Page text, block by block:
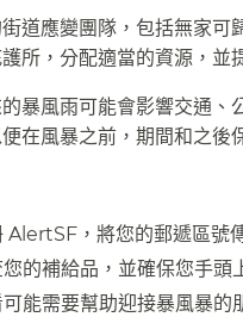
道應變團隊，包括無家可
所，分配適當的資源，並
暴風雨可能會影響交通、
在風暴之前，期間和之後
AlertSF，將您的郵遞區號
的補給品，並確保您手頭
可能需要幫助迎接暴風暴的